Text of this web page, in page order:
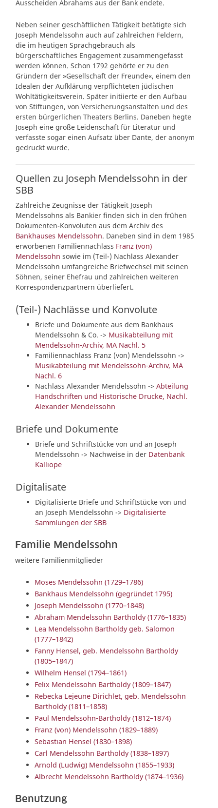
Ausscheiden Abrahams aus der Bank endete.
Neben seiner geschäftlichen Tätigkeit betätigte sich
Joseph Mendelssohn auch auf zahlreichen Feldern,
die im heutigen Sprachgebrauch als
bürgerschaftliches Engagement zusammengefasst
werden können. Schon 1792 gehörte er zu den
Gründern der »Gesellschaft der Freunde«, einem den
Idealen der Aufklärung verpflichteten jüdischen
Wohltätigkeitsverein. Später initiierte er den Aufbau
von Stiftungen, von Versicherungsanstalten und des
ersten bürgerlichen Theaters Berlins. Daneben hegte
Joseph eine große Leidenschaft für Literatur und
verfasste sogar einen Aufsatz über Dante, der anonym
gedruckt wurde.
Quellen zu Joseph Mendelssohn in der
SBB
Zahlreiche Zeugnisse der Tätigkeit Joseph
Mendelssohns als Bankier finden sich in den frühen
Dokumenten-Konvoluten aus dem Archiv des
Bankhauses Mendelssohn. Daneben sind in dem 1985
erworbenen Familiennachlass Franz (von)
Mendelssohn sowie im (Teil-) Nachlass Alexander
Mendelssohn umfangreiche Briefwechsel mit seinen
Söhnen, seiner Ehefrau und zahlreichen weiteren
Korrespondenzpartnern überliefert.
(Teil-) Nachlässe und Konvolute
Briefe und Dokumente aus dem Bankhaus
Mendelssohn & Co. -> Musikabteilung mit
Mendelssohn-Archiv, MA Nachl. 5
Familiennachlass Franz (von) Mendelssohn ->
Musikabteilung mit Mendelssohn-Archiv, MA
Nachl. 6
Nachlass Alexander Mendelssohn -> Abteilung
Handschriften und Historische Drucke, Nachl.
Alexander Mendelssohn
Briefe und Dokumente
Briefe und Schriftstücke von und an Joseph
Mendelssohn -> Nachweise in der Datenbank
Kalliope
Digitalisate
Digitalisierte Briefe und Schriftstücke von und
an Joseph Mendelssohn -> Digitalisierte
Sammlungen der SBB
Familie Mendelssohn
weitere Familienmitglieder
Moses Mendelssohn (1729–1786)
Bankhaus Mendelssohn (gegründet 1795)
Joseph Mendelssohn (1770–1848)
Abraham Mendelssohn Bartholdy (1776–1835)
Lea Mendelssohn Bartholdy geb. Salomon
(1777–1842)
Fanny Hensel, geb. Mendelssohn Bartholdy
(1805–1847)
Wilhelm Hensel (1794–1861)
Felix Mendelssohn Bartholdy (1809–1847)
Rebecka Lejeune Dirichlet, geb. Mendelssohn
Bartholdy (1811–1858)
Paul Mendelssohn-Bartholdy (1812–1874)
Franz (von) Mendelssohn (1829–1889)
Sebastian Hensel (1830–1898)
Carl Mendelssohn Bartholdy (1838–1897)
Arnold (Ludwig) Mendelssohn (1855–1933)
Albrecht Mendelssohn Bartholdy (1874–1936)
Benutzung